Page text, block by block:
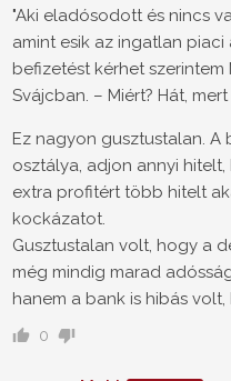
"Aki eladósodott és nincs
amint esik az ingatlan
befizetést kérhet
Svájcban. – Miért? Hát,
Ez nagyon gusztustalan.
osztálya, adjon annyi
extra profitért több hitelt
kockázatot.
Gusztustalan volt, hogy a
még mindig marad
hanem a bank is hibás
0